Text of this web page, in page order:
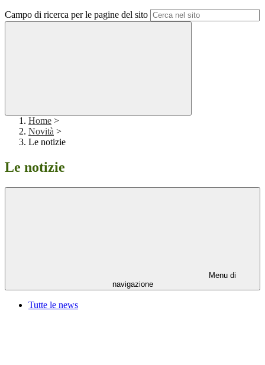
Campo di ricerca per le pagine del sito
Home >
Novità >
Le notizie
Le notizie
Menu di
navigazione
Tutte le news